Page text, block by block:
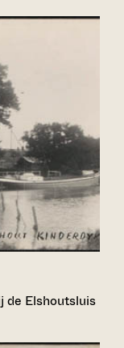
de Elshoutsluis